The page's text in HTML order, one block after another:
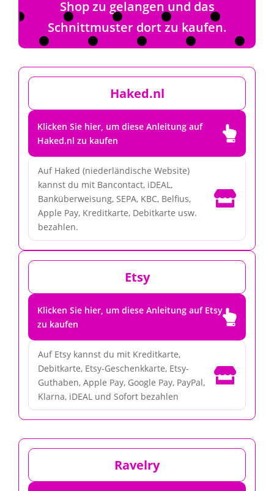
Shop zu gelangen und das
Schnittmuster dort zu kaufen.
Haked.nl
Klicken Sie hier, um diese Anleitung auf
Haked.nl zu kaufen

Auf Haked (niederländische Website)
kannst du mit Bancontact, iDEAL,
Banküberweisung, SEPA, KBC, Belfius,
Apple Pay, Kreditkarte, Debitkarte usw.
bezahlen.

Etsy
Klicken Sie hier, um diese Anleitung auf Etsy
zu kaufen

Auf Etsy kannst du mit Kreditkarte,
Debitkarte, Etsy-Geschenkkarte, Etsy-
Guthaben, Apple Pay, Google Pay, PayPal,
Klarna, iDEAL und Sofort bezahlen

Ravelry